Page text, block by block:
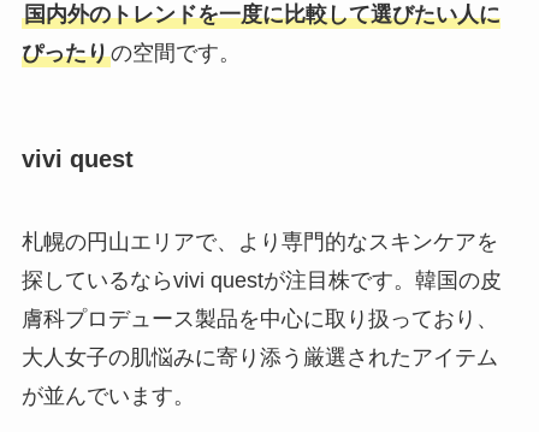
国内外のトレンドを一度に比較して選びたい人に
ぴったりの空間です。
vivi quest
札幌の円山エリアで、より専門的なスキンケアを
探しているならvivi questが注目株です。韓国の皮
膚科プロデュース製品を中心に取り扱っており、
大人女子の肌悩みに寄り添う厳選されたアイテム
が並んでいます。